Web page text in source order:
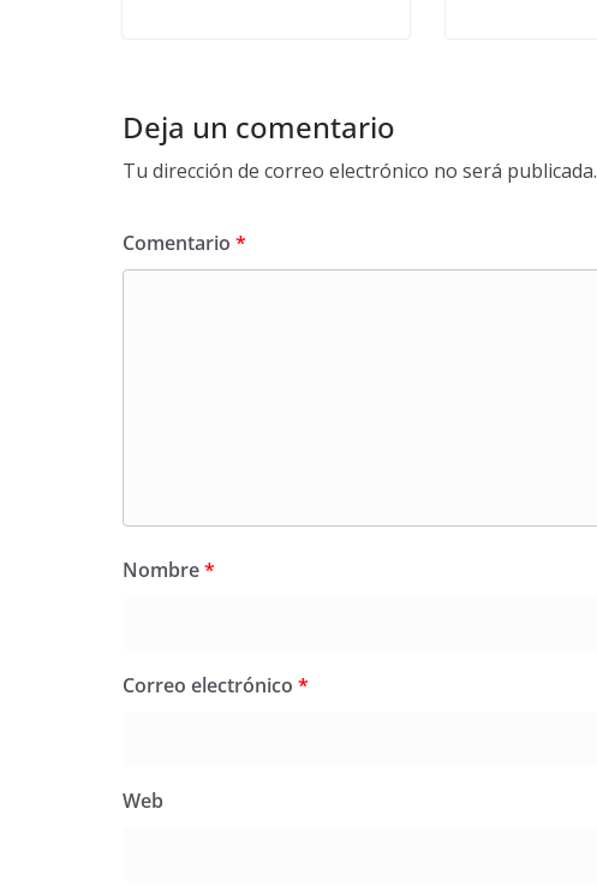
Deja un comentario
Tu dirección de correo electrónico no será publicada.
Comentario *
Nombre*
Correo electrónico *
Web